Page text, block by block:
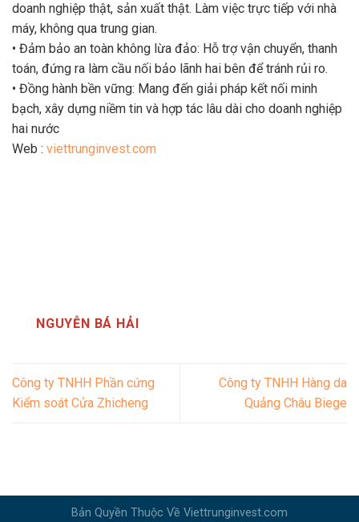
doanh nghiệp thật, sản xuất thật. Làm việc trực tiếp với nhà
máy, không qua trung gian.
• Đảm bảo an toàn không lừa đảo: Hỗ trợ vận chuyển, thanh
toán, đứng ra làm cầu nối bảo lãnh hai bên để tránh rủi ro.
• Đồng hành bền vững: Mang đến giải pháp kết nối minh
bạch, xây dựng niềm tin và hợp tác lâu dài cho doanh nghiệp
hai nước
Web : viettrunginvest.com
NGUYỄN BÁ HẢI
Công ty TNHH Phần cứng
Kiểm soát Cửa Zhicheng
Công ty TNHH Hàng da
Quảng Châu Biege
Bản Quyền Thuộc Về Viettrunginvest.com